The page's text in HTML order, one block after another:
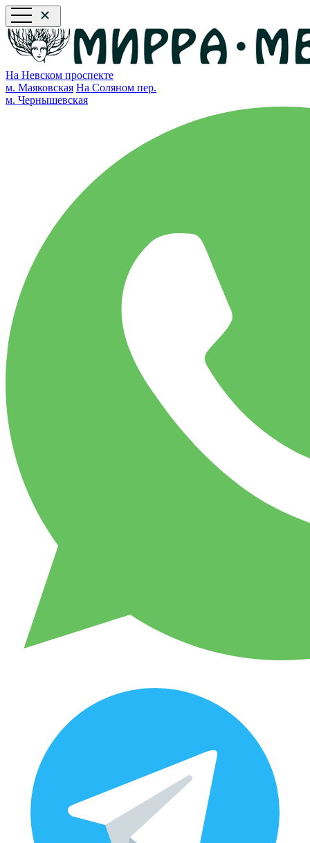
На Невском проспекте
м. Маяковская На Соляном пер.
м. Чернышевская